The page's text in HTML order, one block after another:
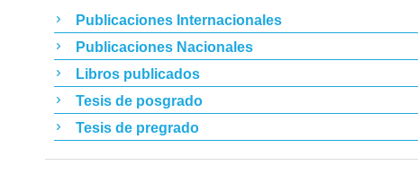
Publicaciones Internacionales
Publicaciones Nacionales
Libros publicados
Tesis de posgrado
Tesis de pregrado